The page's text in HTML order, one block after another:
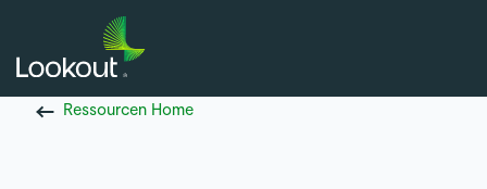
Ressourcen Home